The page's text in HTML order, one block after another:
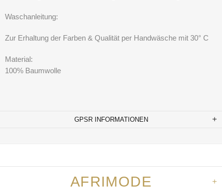
Waschanleitung:
Zur Erhaltung der Farben & Qualität per Handwäsche mit 30° C
Material:
100% Baumwolle
GPSR INFORMATIONEN
AFRIMODE